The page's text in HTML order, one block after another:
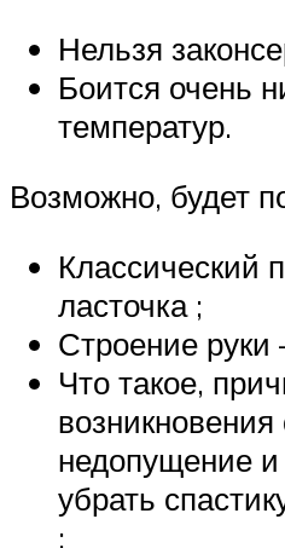
Нельзя
Боится очень
температур.
Возможно, будет
Классический
ласточка ;
Строение руки
Что такое,
возникновения
недопущение
убрать
;